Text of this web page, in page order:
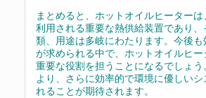
まとめると、ホットオイルヒーター
利用される重要な熱供給装置であり
類、用途は多岐にわたります。今後
が求められる中で、ホットオイルヒ
重要な役割を担うことになるでしょ
より、さらに効率的で環境に優しいシ
れることが期待されます。